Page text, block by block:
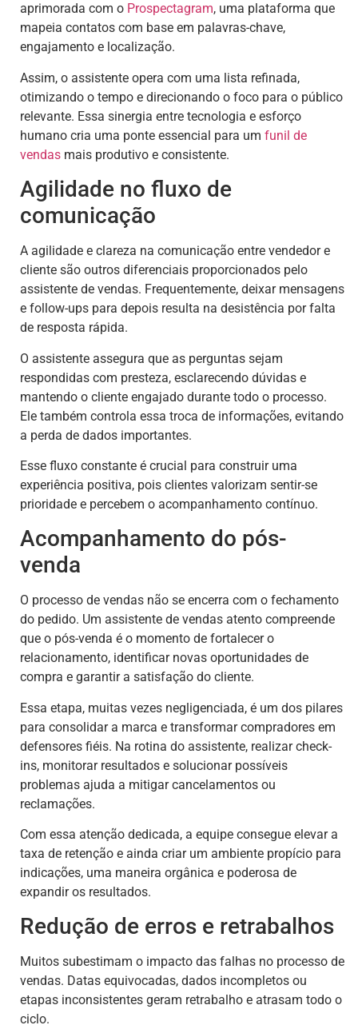
aprimorada com o Prospectagram, uma plataforma que
mapeia contatos com base em palavras-chave,
engajamento e localização.
Assim, o assistente opera com uma lista refinada,
otimizando o tempo e direcionando o foco para o público
relevante. Essa sinergia entre tecnologia e esforço
humano cria uma ponte essencial para um funil de
vendas mais produtivo e consistente.
Agilidade no fluxo de
comunicação
A agilidade e clareza na comunicação entre vendedor e
cliente são outros diferenciais proporcionados pelo
assistente de vendas. Frequentemente, deixar mensagens
e follow-ups para depois resulta na desistência por falta
de resposta rápida.
O assistente assegura que as perguntas sejam
respondidas com presteza, esclarecendo dúvidas e
mantendo o cliente engajado durante todo o processo.
Ele também controla essa troca de informações, evitando
a perda de dados importantes.
Esse fluxo constante é crucial para construir uma
experiência positiva, pois clientes valorizam sentir-se
prioridade e percebem o acompanhamento contínuo.
Acompanhamento do pós-
venda
O processo de vendas não se encerra com o fechamento
do pedido. Um assistente de vendas atento compreende
que o pós-venda é o momento de fortalecer o
relacionamento, identificar novas oportunidades de
compra e garantir a satisfação do cliente.
Essa etapa, muitas vezes negligenciada, é um dos pilares
para consolidar a marca e transformar compradores em
defensores fiéis. Na rotina do assistente, realizar check-
ins, monitorar resultados e solucionar possíveis
problemas ajuda a mitigar cancelamentos ou
reclamações.
Com essa atenção dedicada, a equipe consegue elevar a
taxa de retenção e ainda criar um ambiente propício para
indicações, uma maneira orgânica e poderosa de
expandir os resultados.
Redução de erros e retrabalhos
Muitos subestimam o impacto das falhas no processo de
vendas. Datas equivocadas, dados incompletos ou
etapas inconsistentes geram retrabalho e atrasam todo o
ciclo.